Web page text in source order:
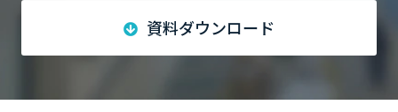
資料ダウンロード